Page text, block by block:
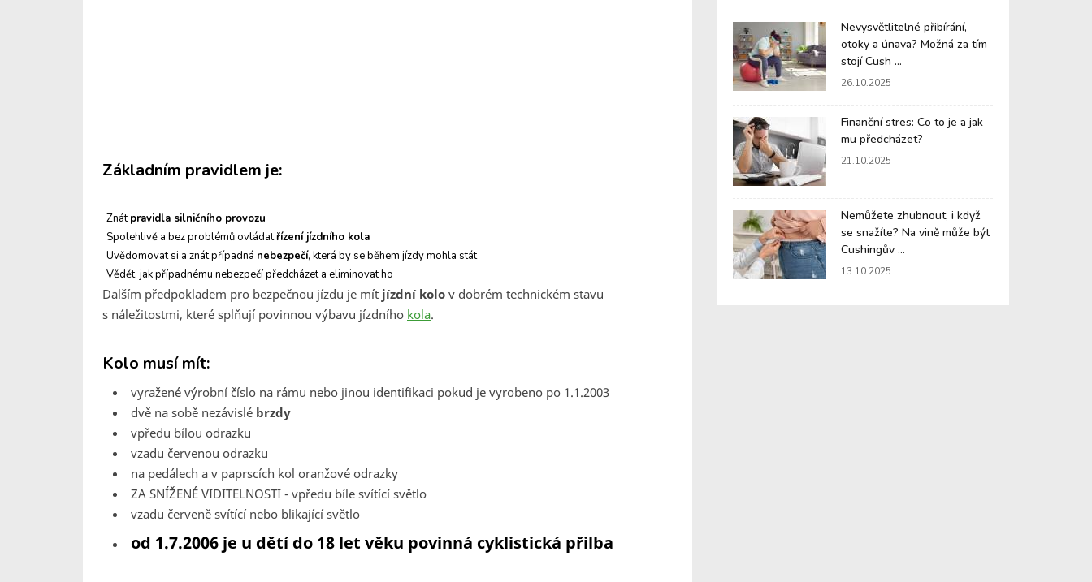
Základním pravidlem je:
Znátpravidla silničního provozu
Spolehlivě a bez problémů ovládatřízení jízdního kola
Uvědomovat si a znát případná nebezpečí, která by se během jízdy mohla stát
Vědět, jak případnému nebezpečí předcházet a eliminovat ho
Dalším předpokladem pro bezpečnou jízdu je mít jízdní kolo v dobrém technickém stavu
s náležitostmi, které splňují povinnou výbavu jízdního kola.
Kolo musí mít:
vyražené výrobní číslo na rámu nebo jinou identifikaci pokud je vyrobeno po 1.1.2003
dvě na sobě nezávislé brzdy
vpředu bílou odrazku
vzadu červenou odrazku
na pedálech a v paprscích kol oranžové odrazky
ZA SNÍŽENÉ VIDITELNOSTI - vpředu bíle svítící světlo
vzadu červeně svítící nebo blikající světlo
od 1.7.2006 je u dětí do 18 let věku povinná cyklistická přilba
Nevysvětlitelné přibírání,
otoky a únava? Možná za tím
stojí Cush ...
26.10.2025
Finanční stres: Co to je a jak
mu předcházet?
21.10.2025
Nemůžete zhubnout, i když
se snažíte? Na vině může být
Cushingův ...
13.10.2025